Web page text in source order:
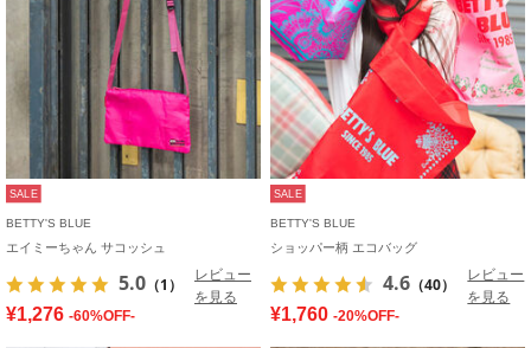
SALE
BETTY'S BLUE
エイミーちゃん サコッシュ
5.0 （1）
レビュー
を見る
¥1,276 -60%OFF-
SALE
BETTY'S BLUE
ショッパー柄 エコバッグ
4.6 （40）
レビュー
を見る
¥1,760 -20%OFF-